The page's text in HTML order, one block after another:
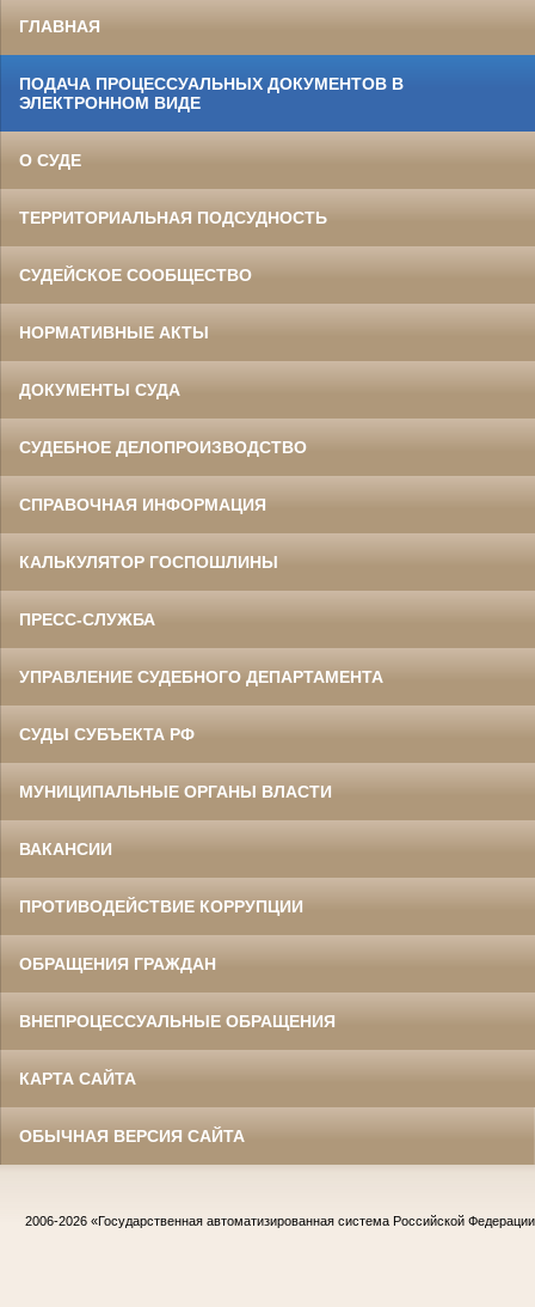
ГЛАВНАЯ
ПОДАЧА ПРОЦЕССУАЛЬНЫХ ДОКУМЕНТОВ В
ЭЛЕКТРОННОМ ВИДЕ
О СУДЕ
ТЕРРИТОРИАЛЬНАЯ ПОДСУДНОСТЬ
СУДЕЙСКОЕ СООБЩЕСТВО
НОРМАТИВНЫЕ АКТЫ
ДОКУМЕНТЫ СУДА
СУДЕБНОЕ ДЕЛОПРОИЗВОДСТВО
СПРАВОЧНАЯ ИНФОРМАЦИЯ
КАЛЬКУЛЯТОР ГОСПОШЛИНЫ
ПРЕСС-СЛУЖБА
УПРАВЛЕНИЕ СУДЕБНОГО ДЕПАРТАМЕНТА
СУДЫ СУБЪЕКТА РФ
МУНИЦИПАЛЬНЫЕ ОРГАНЫ ВЛАСТИ
ВАКАНСИИ
ПРОТИВОДЕЙСТВИЕ КОРРУПЦИИ
ОБРАЩЕНИЯ ГРАЖДАН
ВНЕПРОЦЕССУАЛЬНЫЕ ОБРАЩЕНИЯ
КАРТА САЙТА
ОБЫЧНАЯ ВЕРСИЯ САЙТА
2006-2026 «Государственная автоматизированная система Российской